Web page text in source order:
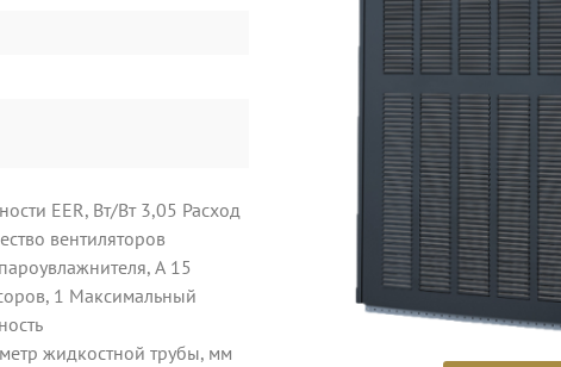
EER, Вт/Вт 3,05 Расход
вентиляторов
А 15
1 Максимальный
жидкостной трубы, мм